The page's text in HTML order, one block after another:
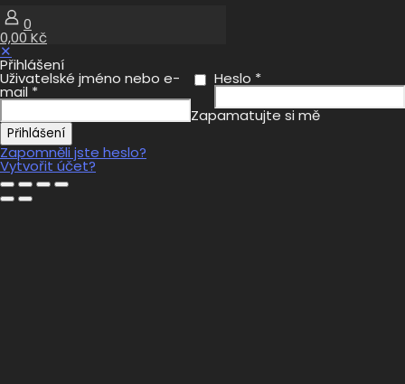
0
0,00 Kč
✕
Přihlášení
Uživatelské jméno nebo e-
mail *
Heslo *
Zapamatujte si mě
Přihlášení
Zapomněli jste heslo?
Vytvořit účet?